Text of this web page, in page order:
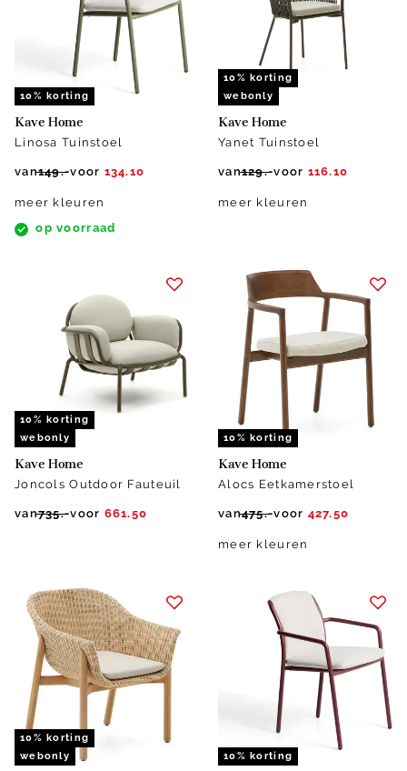
10% korting
Kave Home
Linosa Tuinstoel
van149.-voor 134.10
meer kleuren
op voorraad
10% korting
webonly
Kave Home
Yanet Tuinstoel
van129.-voor 116.10
meer kleuren
10% korting
webonly
Kave Home
Joncols Outdoor Fauteuil
van735.-voor 661.50
10% korting
Kave Home
Alocs Eetkamerstoel
van475.-voor 427.50
meer kleuren
10% korting
webonly
10% korting